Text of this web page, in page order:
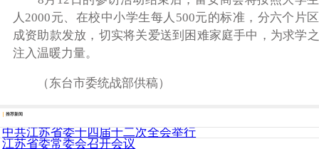
人2000元、在校中小学生每人500元的标准，分六个片
成资助款发放，切实将关爱送到困难家庭手中，为求学
注入温暖力量。
（东台市委统战部供稿）
推荐新闻
中共江苏省委十四届十二次全会举行
江苏省委常委会召开会议